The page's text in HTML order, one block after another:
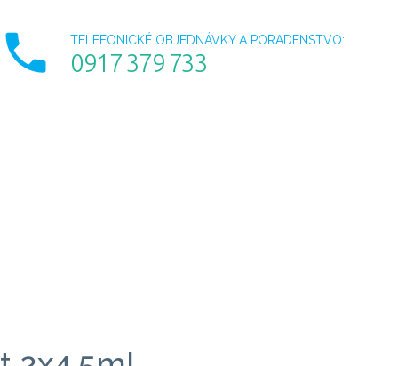
TELEFONICKÉ OBJEDNÁVKY A PORADENSTVO:
0917 379 733